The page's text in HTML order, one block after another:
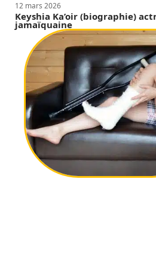
12 mars 2026
Keyshia Ka’oir (biographie)
jamaïquaine